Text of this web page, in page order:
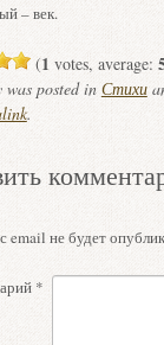
– век.
(1 votes, average:
was posted in Стихи
.
email не будет
*